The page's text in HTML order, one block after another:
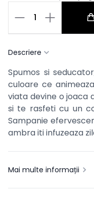
1
Descriere
Spumos si
culoare ce
viata devine o joaca
si te rasfeti cu un
Sampanie
ambra iti infuzeaza
Mai multe informații